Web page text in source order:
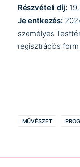
Részvételi díj:
Jelentkezés:
személyes
regisztrációs form
MŰVÉSZET